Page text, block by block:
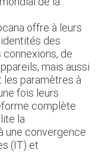
offre à leurs
des
de
mais aussi
paramètres à
fois leurs
complète
la
une convergence
(IT) et